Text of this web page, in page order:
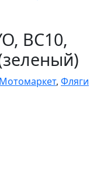
BC10,
Мотомаркет, Фляги